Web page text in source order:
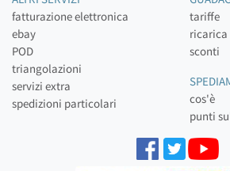
fatturazione elettronica
ebay
POD
triangolazioni
servizi extra
spedizioni particolari
tariffe
ricarica
sconti
cos'è
punti